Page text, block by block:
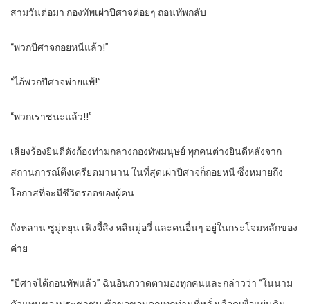
สามวันต่อมา กองทัพเผ่าปีศาจค่อยๆ ถอนทัพกลับ
“พวกปีศาจถอยหนีแล้ว!”
“ไอ้พวกปีศาจพ่ายแพ้!”
“พวกเราชนะแล้ว!!”
เสียงร้องยินดีดังก้องท่ามกลางกองทัพมนุษย์ ทุกคนต่างยินดีหลังจาก
สถานการณ์ตึงเครียดมานาน ในที่สุดเผ่าปีศาจก็ถอยหนี ซึ่งหมายถึง
โอกาสที่จะมีชีวิตรอดของผู้คน
ถังหลาน ซูมู่หยุน เฟิงจี้สิง หลินมู่อวี่ และคนอื่นๆ อยู่ในกระโจมหลักของ
ค่าย
“ปีศาจได้ถอนทัพแล้ว” ฉินอินกวาดตามองทุกคนและกล่าวว่า “ในนาม